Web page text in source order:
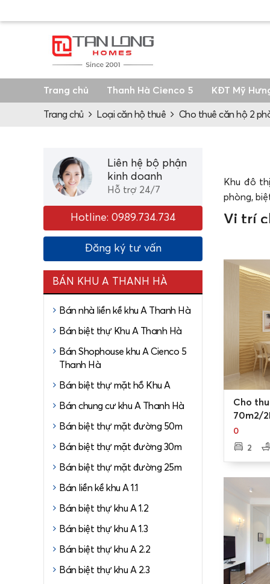
Trang chủ Thanh Hà Cienco 5 KĐT Mỹ
Trang chủ Loại căn hộ thuê Cho thuê căn hộ 2
Liên hệ bộ phận
kinh doanh
Hỗ trợ 24/7
Hotline: 0989.734.734
Đăng ký tư vấn
BÁN KHU A THANH HÀ
Bán nhà liền kề khu A Thanh Hà
Bán biệt thự Khu A Thanh Hà
Bán Shophouse khu A Cienco 5
Thanh Hà
Bán biệt thự mặt hồ Khu A
Bán chung cư khu A Thanh Hà
Bán biệt thự mặt đường 50m
Bán biệt thự mặt đường 30m
Bán biệt thự mặt đường 25m
Bán liền kề khu A 1.1
Bán biệt thự khu A 1.2
Bán biệt thự khu A 1.3
Bán biệt thự khu A 2.2
Bán biệt thự khu A 2.3
Khu đô
phòng,
Vị trí
Dự án
đường
chuyển
Các
được thời
các giờ
Mặt
Cho
70m2/
Tây
Thanh
0
2